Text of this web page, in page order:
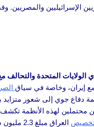
الإسرائيليين
الولايات المتحدة والتحالف
إيران، وخاصة في سياق
دفاع جوي إلى شعور متزايد
محتملين لهذه الأنظمة تكشف
العراق